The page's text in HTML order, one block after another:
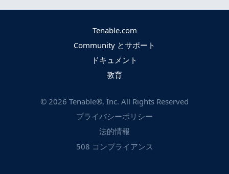
Tenable.com
Community とサポート
ドキュメント
教育
© 2026 Tenable®, Inc. All Rights Reserved
プライバシーポリシー
法的情報
508 コンプライアンス